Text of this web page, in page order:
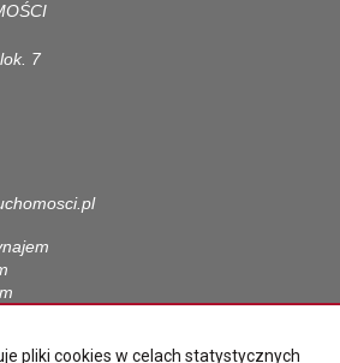
7
pliki cookies w celach statystycznych